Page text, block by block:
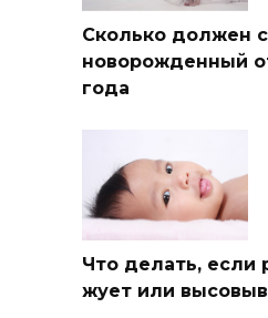
Сколько должен
новорожденный
года
Что делать, если
жует или